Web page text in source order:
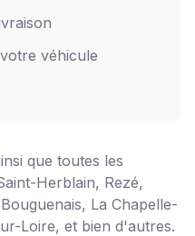
véhicule
que toutes les
Herblain, Rezé,
La Chapelle-
Loire, et bien d'autres.